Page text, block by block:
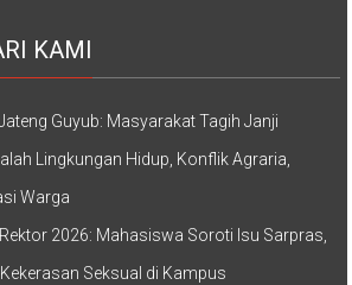
KAMI
Guyub: Masyarakat Tagih Janji
Lingkungan Hidup, Konflik Agraria,
Warga
2026: Mahasiswa Soroti Isu Sarpras,
Seksual di Kampus